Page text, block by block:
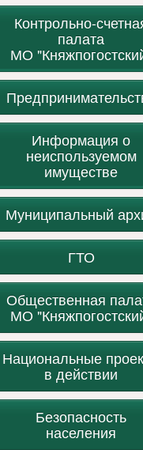
Контрольно-
палата
МО
Информация о
неиспользуемом
имуществе
Муниципальный
ГТО
Общественная
МО
Национальные
в действии
Безопасность
населения